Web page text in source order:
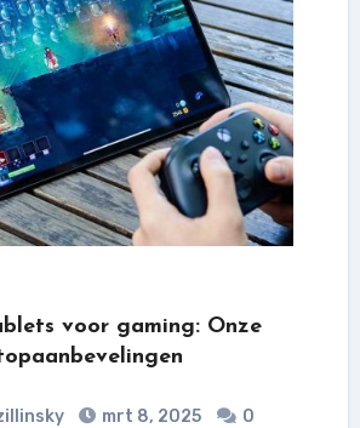
voor gaming: Onze
mrt 8, 2025
0